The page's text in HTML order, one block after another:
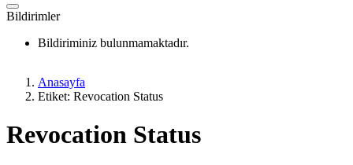
Bildirimler
Bildiriminiz bulunmamaktadır.
Anasayfa
Etiket: Revocation Status
Revocation Status